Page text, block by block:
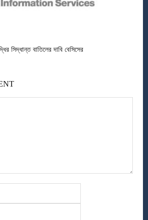
সিদ্ধান্ত বাতিলের দাবি বেসিসের